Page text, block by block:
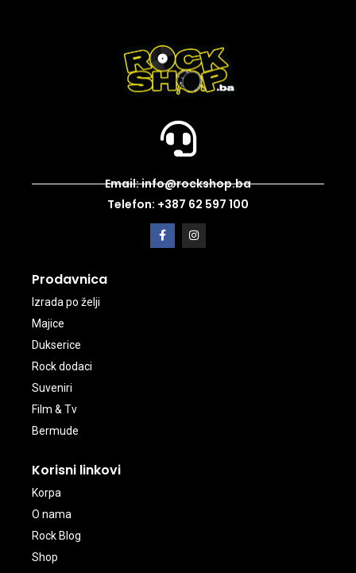
Email: info@rockshop.ba
Telefon: +387 62 597 100
Prodavnica
Izrada po želji
Majice
Dukserice
Rock dodaci
Suveniri
Film & Tv
Bermude
Korisni linkovi
Korpa
O nama
Rock Blog
Shop